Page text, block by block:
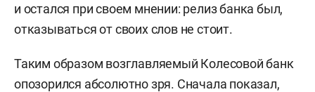
и остался при своем мнении: релиз банка был,
отказываться от своих слов не стоит.
Таким образом возглавляемый Колесовой банк
опозорился абсолютно зря. Сначала показал,